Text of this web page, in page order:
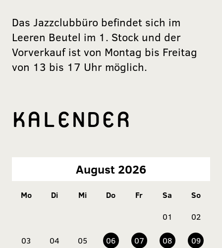
Das Jazzclubbüro befindet sich im
Leeren Beutel im 1. Stock und der
Vorverkauf ist von Montag bis Freitag
von 13 bis 17 Uhr möglich.
KALENDER
August 2026
Mo Di Mi Do Fr Sa So
01 02
03 04 05 06 07 08 09